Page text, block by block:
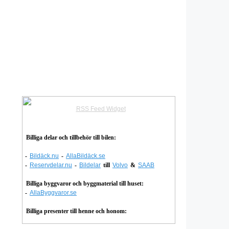
RSS Feed Widget
Billiga delar och tillbehör till bilen:
- Bildäck.nu - AllaBildäck.se
- Reservdelar.nu - Bildelar till Volvo & SAAB
Billiga byggvaror och byggmaterial till huset:
- AllaByggvaror.se
Billiga presenter till henne och honom: